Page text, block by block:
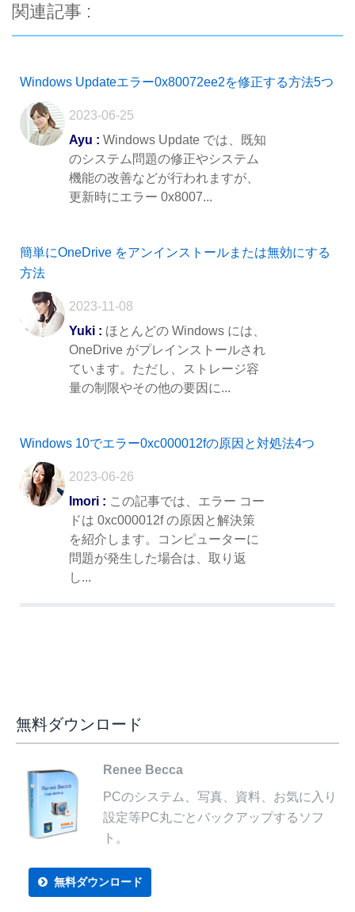
関連記事 :
Windows Updateエラー0x80072ee2を修正する方法5つ
2023-06-25
Ayu : Windows Update では、既知
のシステム問題の修正やシステム
機能の改善などが行われますが、
更新時にエラー 0x8007...
簡単にOneDrive をアンインストールまたは無効にする
方法
2023-11-08
Yuki : ほとんどの Windows には、
OneDrive がプレインストールされ
ています。ただし、ストレージ容
量の制限やその他の要因に...
Windows 10でエラー0xc000012fの原因と対処法4つ
2023-06-26
Imori : この記事では、エラー コー
ドは 0xc000012f の原因と解決策
を紹介します。コンピューターに
問題が発生した場合は、取り返
し...
無料ダウンロード
Renee Becca
PCのシステム、写真、資料、お気に入り
設定等PC丸ごとバックアップするソフ
ト。
無料ダウンロード